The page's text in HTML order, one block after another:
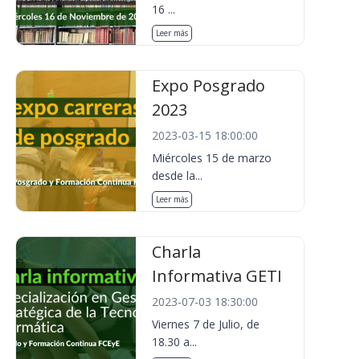
16 ...
Leer más
Expo Posgrado
2023
2023-03-15 18:00:00
Miércoles 15 de marzo
desde la...
Leer más
Charla
Informativa GETI
2023-07-03 18:30:00
Viernes 7 de Julio, de
18.30 a...